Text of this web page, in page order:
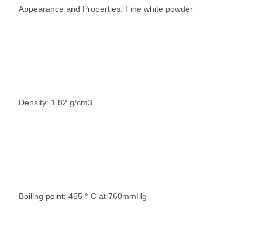
Appearance and Properties: Fine white powder
Density: 1.82 g/cm3
Boiling point: 465 ° C at 760mmHg